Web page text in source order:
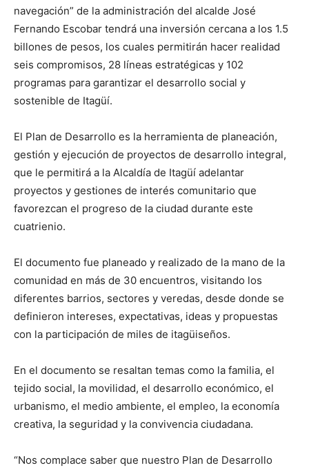
navegación” de la administración del alcalde José
Fernando Escobar tendrá una inversión cercana a los 1.5
billones de pesos, los cuales permitirán hacer realidad
seis compromisos, 28 líneas estratégicas y 102
programas para garantizar el desarrollo social y
sostenible de Itagüí.
El Plan de Desarrollo es la herramienta de planeación,
gestión y ejecución de proyectos de desarrollo integral,
que le permitirá a la Alcaldía de Itagüí adelantar
proyectos y gestiones de interés comunitario que
favorezcan el progreso de la ciudad durante este
cuatrienio.
El documento fue planeado y realizado de la mano de la
comunidad en más de 30 encuentros, visitando los
diferentes barrios, sectores y veredas, desde donde se
definieron intereses, expectativas, ideas y propuestas
con la participación de miles de itagüiseños.
En el documento se resaltan temas como la familia, el
tejido social, la movilidad, el desarrollo económico, el
urbanismo, el medio ambiente, el empleo, la economía
creativa, la seguridad y la convivencia ciudadana.
“Nos complace saber que nuestro Plan de Desarrollo